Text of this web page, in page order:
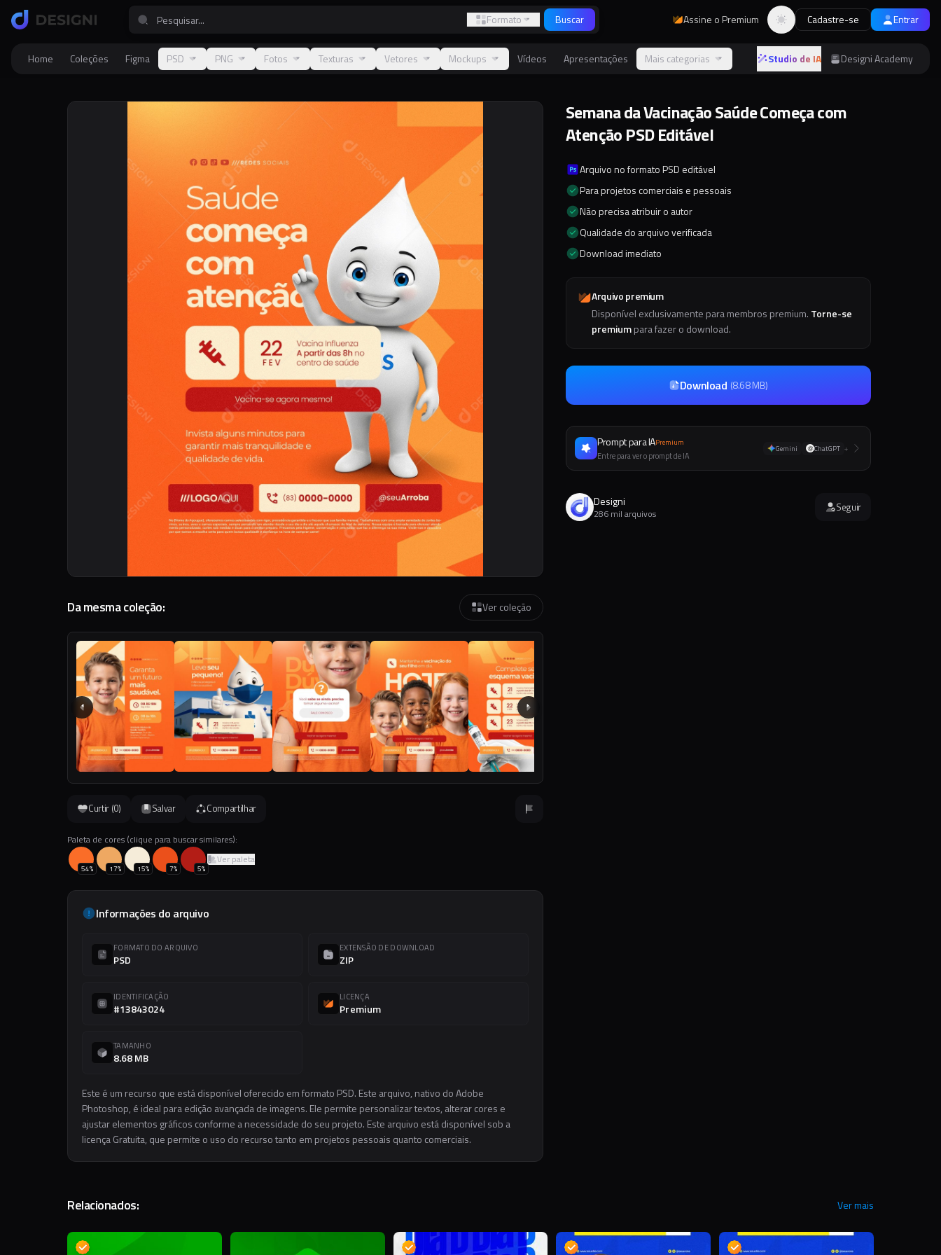
Formato Buscar Assine o Premium Alternar tema
Cadastre-se Entrar
Home Coleções Figma PSD PNG Fotos Texturas Vetores Mockups Vídeos Apresentações Mais categorias Studio de IA Designi Academy
Da mesma coleção: Ver coleção
Curtir (0) Salvar Compartilhar
Paleta de cores (clique para buscar similares):
54% 17% 15% 7% 5%
Ver paleta
Informações do arquivo
FORMATO DO ARQUIVO
PSD
EXTENSÃO DE DOWNLOAD
ZIP
IDENTIFICAÇÃO
#13843024
LICENÇA
Premium
TAMANHO
8.68 MB
Este é um recurso que está disponível oferecido em formato PSD. Este arquivo, nativo do Adobe
Photoshop, é ideal para edição avançada de imagens. Ele permite personalizar textos, alterar cores e
ajustar elementos gráficos conforme a necessidade do seu projeto. Este arquivo está disponível sob a
licença Gratuita, que permite o uso do recurso tanto em projetos pessoais quanto comerciais.
Semana da Vacinação Saúde Começa com
Atenção PSD Editável
Arquivo no formato PSD editável
Para projetos comerciais e pessoais
Não precisa atribuir o autor
Qualidade do arquivo verificada
Download imediato
Arquivo premium
Disponível exclusivamente para membros premium. Torne-se
premiumpara fazer o download.
Download (8.68 MB)
Prompt para IAPremium
Entre para ver o prompt de IA
Gemini ChatGPT +
Designi
286 mil arquivos Seguir
Relacionados: Ver mais
S D D